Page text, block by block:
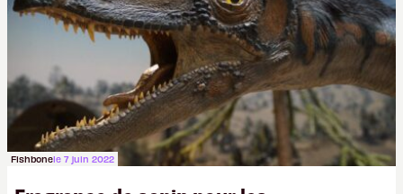
Fishbonele 7 juin 2022